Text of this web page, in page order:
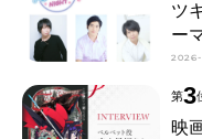
ツ
ー
第3
映